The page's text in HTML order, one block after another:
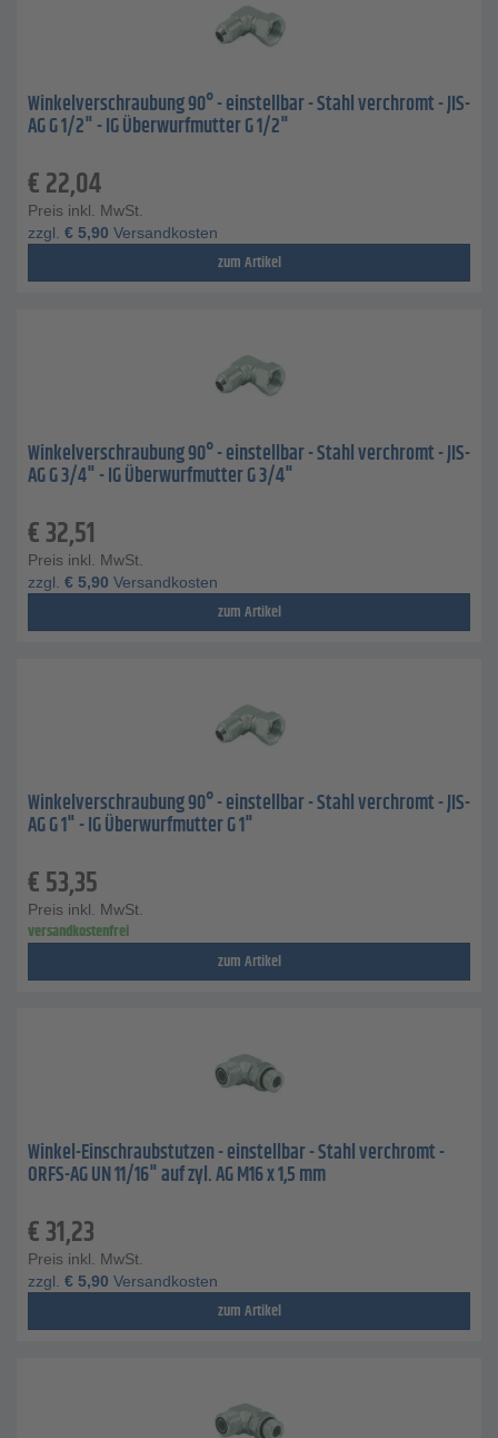
Winkelverschraubung 90° - einstellbar - Stahl verchromt - JIS-
AG G 1/2" - IG Überwurfmutter G 1/2"
€22,04
Preis inkl. MwSt.
zzgl. € 5,90 Versandkosten
zum Artikel
Winkelverschraubung 90° - einstellbar - Stahl verchromt - JIS-
AG G 3/4" - IG Überwurfmutter G 3/4"
€32,51
Preis inkl. MwSt.
zzgl. € 5,90 Versandkosten
zum Artikel
Winkelverschraubung 90° - einstellbar - Stahl verchromt - JIS-
AG G 1" - IG Überwurfmutter G 1"
€53,35
Preis inkl. MwSt.
versandkostenfrei
zum Artikel
Winkel-Einschraubstutzen - einstellbar - Stahl verchromt -
ORFS-AG UN 11/16" auf zyl. AG M16 x 1,5 mm
€31,23
Preis inkl. MwSt.
zzgl. € 5,90 Versandkosten
zum Artikel